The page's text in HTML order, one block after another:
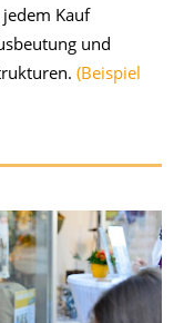
Kauf
und
(Beispiel